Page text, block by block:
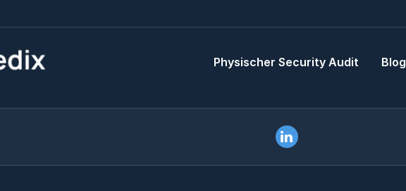
Physischer Security Audit Blog